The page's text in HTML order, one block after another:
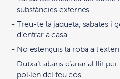
substàncies externes.
Treu-te la jaqueta, sabates i
d’entrar a casa.
No estenguis la roba a
Dutxa’t abans d’anar al llit
pol·len del teu cos.